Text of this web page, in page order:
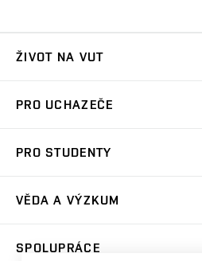
ŽIVOT NA VUT
Koleje
Sport na VUT
PRO UCHAZEČE
Dny otevřených dveří
Celoživotní vzdělávání
PRO STUDENTY
Harmonogram akademického roku
Zpracování osobních údajů studentů
Sociální bezpečí
VĚDA A VÝZKUM
SPOLUPRÁCE